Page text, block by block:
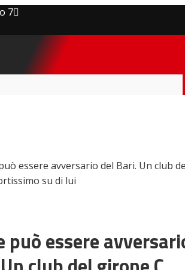
7
essere avversario del Bari. Un club
su di lui
può essere